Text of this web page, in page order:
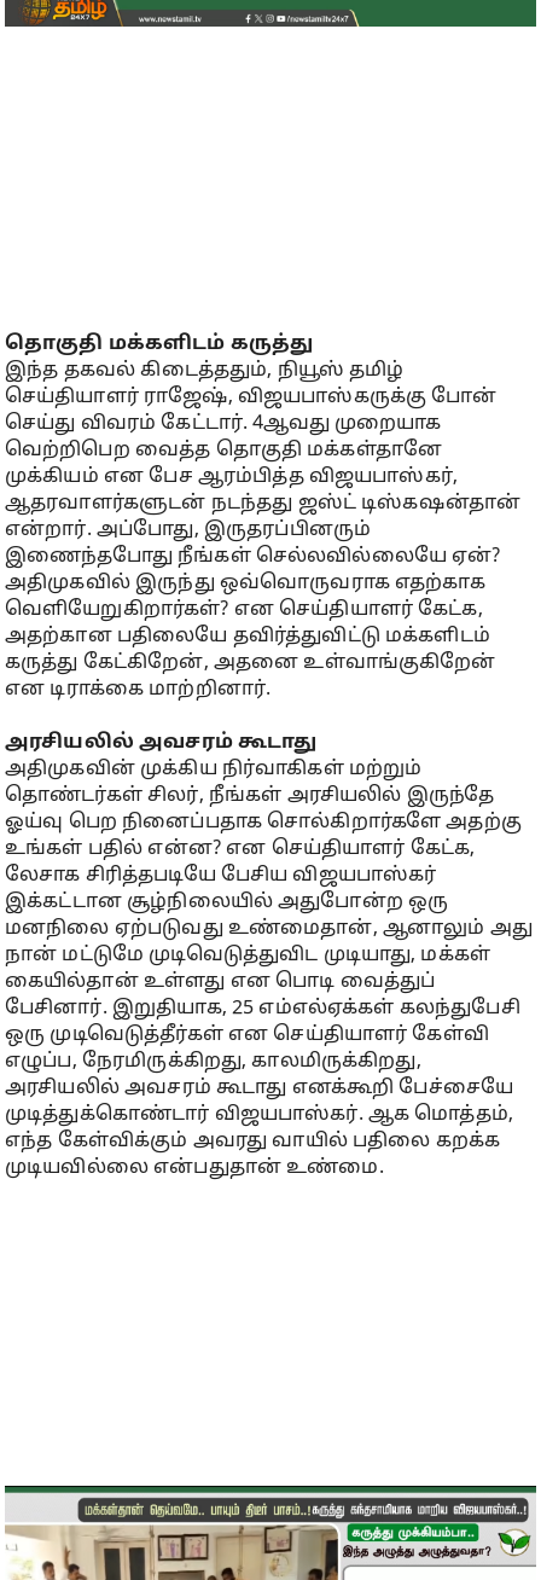
தொகுதி மக்களிடம் கருத்து
இந்த தகவல் கிடைத்ததும், நியூஸ் தமிழ்
செய்தியாளர் ராஜேஷ், விஜயபாஸ்கருக்கு போன்
செய்து விவரம் கேட்டார். 4ஆவது முறையாக
வெற்றிபெற வைத்த தொகுதி மக்கள்தானே
முக்கியம் என பேச ஆரம்பித்த விஜயபாஸ்கர்,
ஆதரவாளர்களுடன் நடந்தது ஜஸ்ட் டிஸ்கஷன்தான்
என்றார். அப்போது, இருதரப்பினரும்
இணைந்தபோது நீங்கள் செல்லவில்லையே ஏன்?
அதிமுகவில் இருந்து ஒவ்வொருவராக எதற்காக
வெளியேறுகிறார்கள்? என செய்தியாளர் கேட்க,
அதற்கான பதிலையே தவிர்த்துவிட்டு மக்களிடம்
கருத்து கேட்கிறேன், அதனை உள்வாங்குகிறேன்
என டிராக்கை மாற்றினார்.
அரசியலில் அவசரம் கூடாது
அதிமுகவின் முக்கிய நிர்வாகிகள் மற்றும்
தொண்டர்கள் சிலர், நீங்கள் அரசியலில் இருந்தே
ஓய்வு பெற நினைப்பதாக சொல்கிறார்களே அதற்கு
உங்கள் பதில் என்ன? என செய்தியாளர் கேட்க,
லேசாக சிரித்தபடியே பேசிய விஜயபாஸ்கர்
இக்கட்டான சூழ்நிலையில் அதுபோன்ற ஒரு
மனநிலை ஏற்படுவது உண்மைதான், ஆனாலும் அது
நான் மட்டுமே முடிவெடுத்துவிட முடியாது, மக்கள்
கையில்தான் உள்ளது என பொடி வைத்துப்
பேசினார். இறுதியாக, 25 எம்எல்ஏக்கள் கலந்துபேசி
ஒரு முடிவெடுத்தீர்கள் என செய்தியாளர் கேள்வி
எழுப்ப, நேரமிருக்கிறது, காலமிருக்கிறது,
அரசியலில் அவசரம் கூடாது எனக்கூறி பேச்சையே
முடித்துக்கொண்டார் விஜயபாஸ்கர். ஆக மொத்தம்,
எந்த கேள்விக்கும் அவரது வாயில் பதிலை கறக்க
முடியவில்லை என்பதுதான் உண்மை.